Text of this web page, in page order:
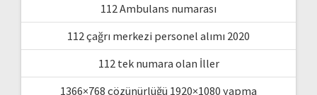
112 Ambulans numarası
112 çağrı merkezi personel alımı 2020
112 tek numara olan İller
1366×768 çözünürlüğü 1920×1080 yapma